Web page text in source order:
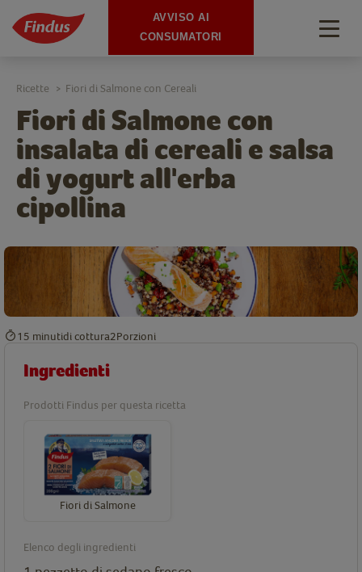
Fiori di Salmone con
insalata di cereali e salsa
di yogurt all'erba
cipollina
Ricette > Fiori di Salmone con Cereali
15 minutidi cottura2Porzioni
Ingredienti
Prodotti Findus per questa ricetta
Fiori di Salmone
Elenco degli ingredienti
AVVISO AI
CONSUMATORI